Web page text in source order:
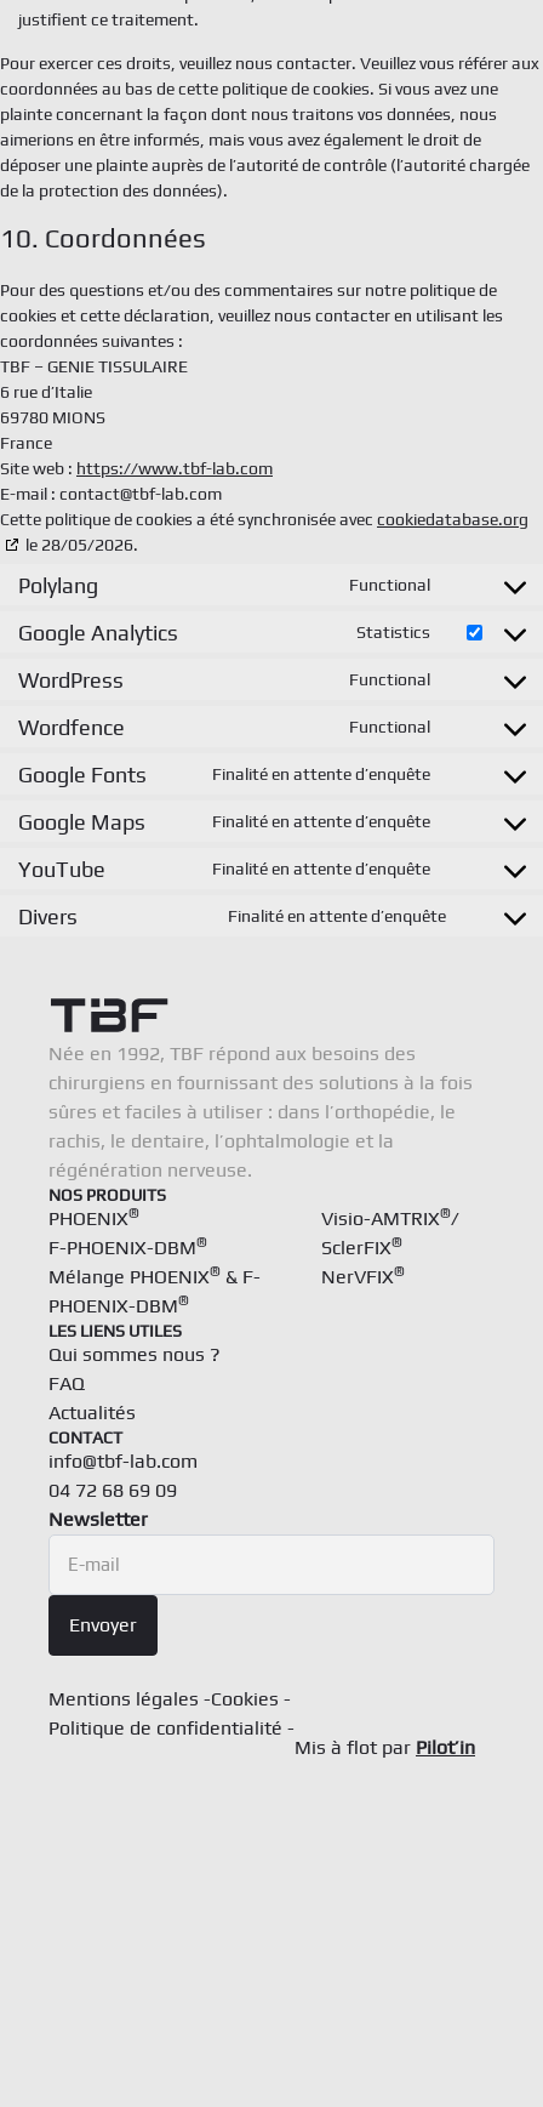
justifient ce traitement.
Pour exercer ces droits, veuillez nous contacter. Veuillez vous référer aux
coordonnées au bas de cette politique de cookies. Si vous avez une
plainte concernant la façon dont nous traitons vos données, nous
aimerions en être informés, mais vous avez également le droit de
déposer une plainte auprès de l’autorité de contrôle (l’autorité chargée
de la protection des données).
10. Coordonnées
Pour des questions et/ou des commentaires sur notre politique de
cookies et cette déclaration, veuillez nous contacter en utilisant les
coordonnées suivantes :
TBF – GENIE TISSULAIRE
6 rue d’Italie
69780 MIONS
France
Site web : https://www.tbf-lab.com
E-mail : contact@tbf-lab.com
Cette politique de cookies a été synchronisée avec cookiedatabase.org
le 28/05/2026.
Polylang Functional
Consent
polylang
Google Analytics Statistics
Consent
google-
WordPress Functional
Consent
wordpress
Wordfence Functional
Consent
wordfence
Google Fonts Finalité en attente d’enquête
Consent
google-
Google Maps Finalité en attente d’enquête
Consent
google-
YouTube Finalité en attente d’enquête
Consent
Divers Finalité en attente d’enquête
Consent
Née en 1992, TBF répond aux besoins des
chirurgiens en fournissant des solutions à la fois
sûres et faciles à utiliser : dans l’orthopédie, le
rachis, le dentaire, l’ophtalmologie et la
régénération nerveuse.
NOS PRODUITS
PHOENIX®
F-PHOENIX-DBM®
Mélange PHOENIX® & F-
PHOENIX-DBM®
Visio-AMTRIX®/
SclerFIX®
NerVFIX®
LES LIENS UTILES
Qui sommes nous ?
FAQ
Actualités
CONTACT
info@tbf-lab.com
04 72 68 69 09
Newsletter
E-mail
Envoyer
Mentions légales
Cookies
Politique de confidentialité
Mis à flot par Pilot’in